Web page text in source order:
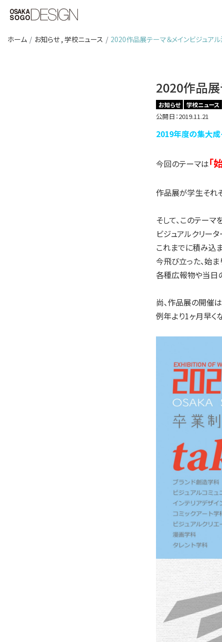
ホーム お知らせ , 学校ニュース 2020作品展テーマ＆メインビジュア
2020作品展
お知らせ 学校ニュース
公開日：2019.11.21
2019年度の集大成
今回のテーマは「
作品展が学生それ
そして、このテー
ビジュアルクリー
これまでに積み込
今飛び立った、始
各種広報物や当日
尚、作品展の開催
例年より1ヶ月早く